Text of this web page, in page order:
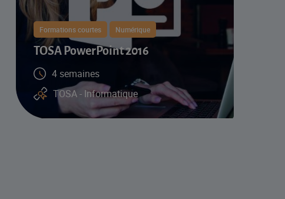
Formations courtes Numérique
TOSA PowerPoint 2016
4 semaines
TOSA - Informatique